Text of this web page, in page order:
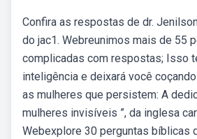
Confira as respostas de dr.
do jac1. Webreunimos mais de 55
complicadas com respostas; Isso
inteligência e deixará você
as mulheres que persistem: A
mulheres invisíveis ”, da inglesa
Webexplore 30 perguntas bíblicas